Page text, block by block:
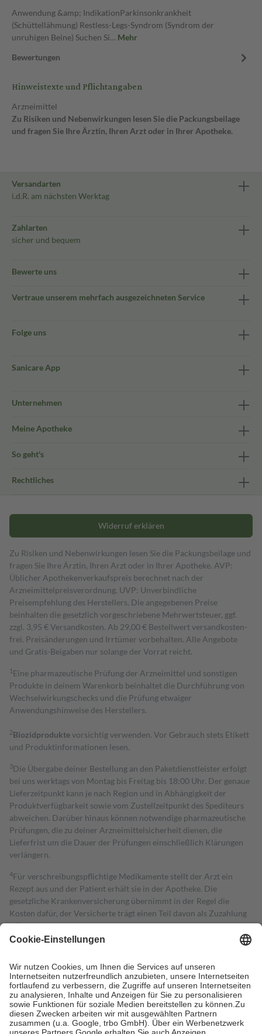
Anwendung &amp; IndikationParkinsonkrankheit
(Schüttellähmung) Restless-Legs-Syndrom (Syndrom der
unruhigen Beine) Suchen Si… Mehr
Bewertungen
Hinweistexte und Pflichtangaben
Arzneimittel
Zu Risiken und Nebenwirkungen lesen Sie die Packungsbeilage
und fragen Sie Ihre Ärztin, Ihren Arzt oder in Ihrer Apotheke.
Versandarten
i.d.R. am nächsten Werktag
Zahlarten
sicher und bequem
Bewerte uns
Vertraue unserem mehrfach ausgezeichneten Service
Folge uns
Sanicare App
Unternehmen
Meine Apotheke
So geht's
Rechtliches
Widerruf erklären
Zu Risiken und Nebenwirkungen lesen Sie die Packungsbeilage und
fragen Sie Ihre Ärztin, Ihren Arzt oder in Ihrer Apotheke. AVP:
Üblicher Apothekenverkaufspreis berechnet nach der
Arzneimittelpreisverordnung. UVP: Unverbindliche
Preisempfehlung des Herstellers. Die angegebenen Preise
beinhalten die gesetzlich vorgeschriebene Mehrwertsteuer, ggf.
zzgl. 3,95 € Versandkosten. Ab 29,00 € Bestell­wert versand­kosten­
frei. Preisänderungen und Irrtümer vorbehalten. Alle Angebote
und Gratis-Beigaben nur solange der Vorrat reicht.
1 Eine pharmazeutische Prüfung der Arzneimittel und sonstigen
Produkte in deinem Warenkorb beinhaltet die Durchführung von
Wechselwirkungschecks und die Prüfung etwaiger
Anwendungshinweise des Herstellers.
2Biozidproduktevorsichtig verwenden. Vor Gebrauch stets Etikett
und Produktinformationen lesen.
3Die Übergabe deiner Bestellung an den Paketdienstleister erfolgt
bei uns werktags von Montag bis Freitag bis 18:00 Uhr. Der genaue
Lieferzeitpunkt kann je nach Region und in Abhängigkeit der
Produktverfügbarkeit sowie vom Zustellzeitpunkt des Spediteurs
abweichen. Darüber hinaus können notwendige pharmazeutische
Prüfungen, die zu deiner Arzneimittelsicherheit dienen, die
Lieferfrist um die Dauer der Prüfungen einschließlich Klärungen
verlängern.
4Für verschreibungspflichtige Medikamente stellt der Arzt ein
Rezept aus und der Patient erhält sie in der Apotheke. Die
gesetzliche Krankenversicherung übernimmt in der Regel die
Kosten dafür, der Versicherte trägt einen Teil davon als Zuzahlung
mit.
Grundsätzlich leisten Mitglieder Zuzahlungen in Höhe von zehn
höchstens zehn Euro.
Es sind jedoch nie mehr als die tatsächlichen
Kosten der Leistung zu entrichten.
Diese Regeln gelten grundsätzlich auch für Online-Apotheken.
Bei Heilmitteln und häuslicher Krankenpflege beträgt die
Zuzahlung zehn Prozent der Kosten sowie zehn Euro je
Verordnung.